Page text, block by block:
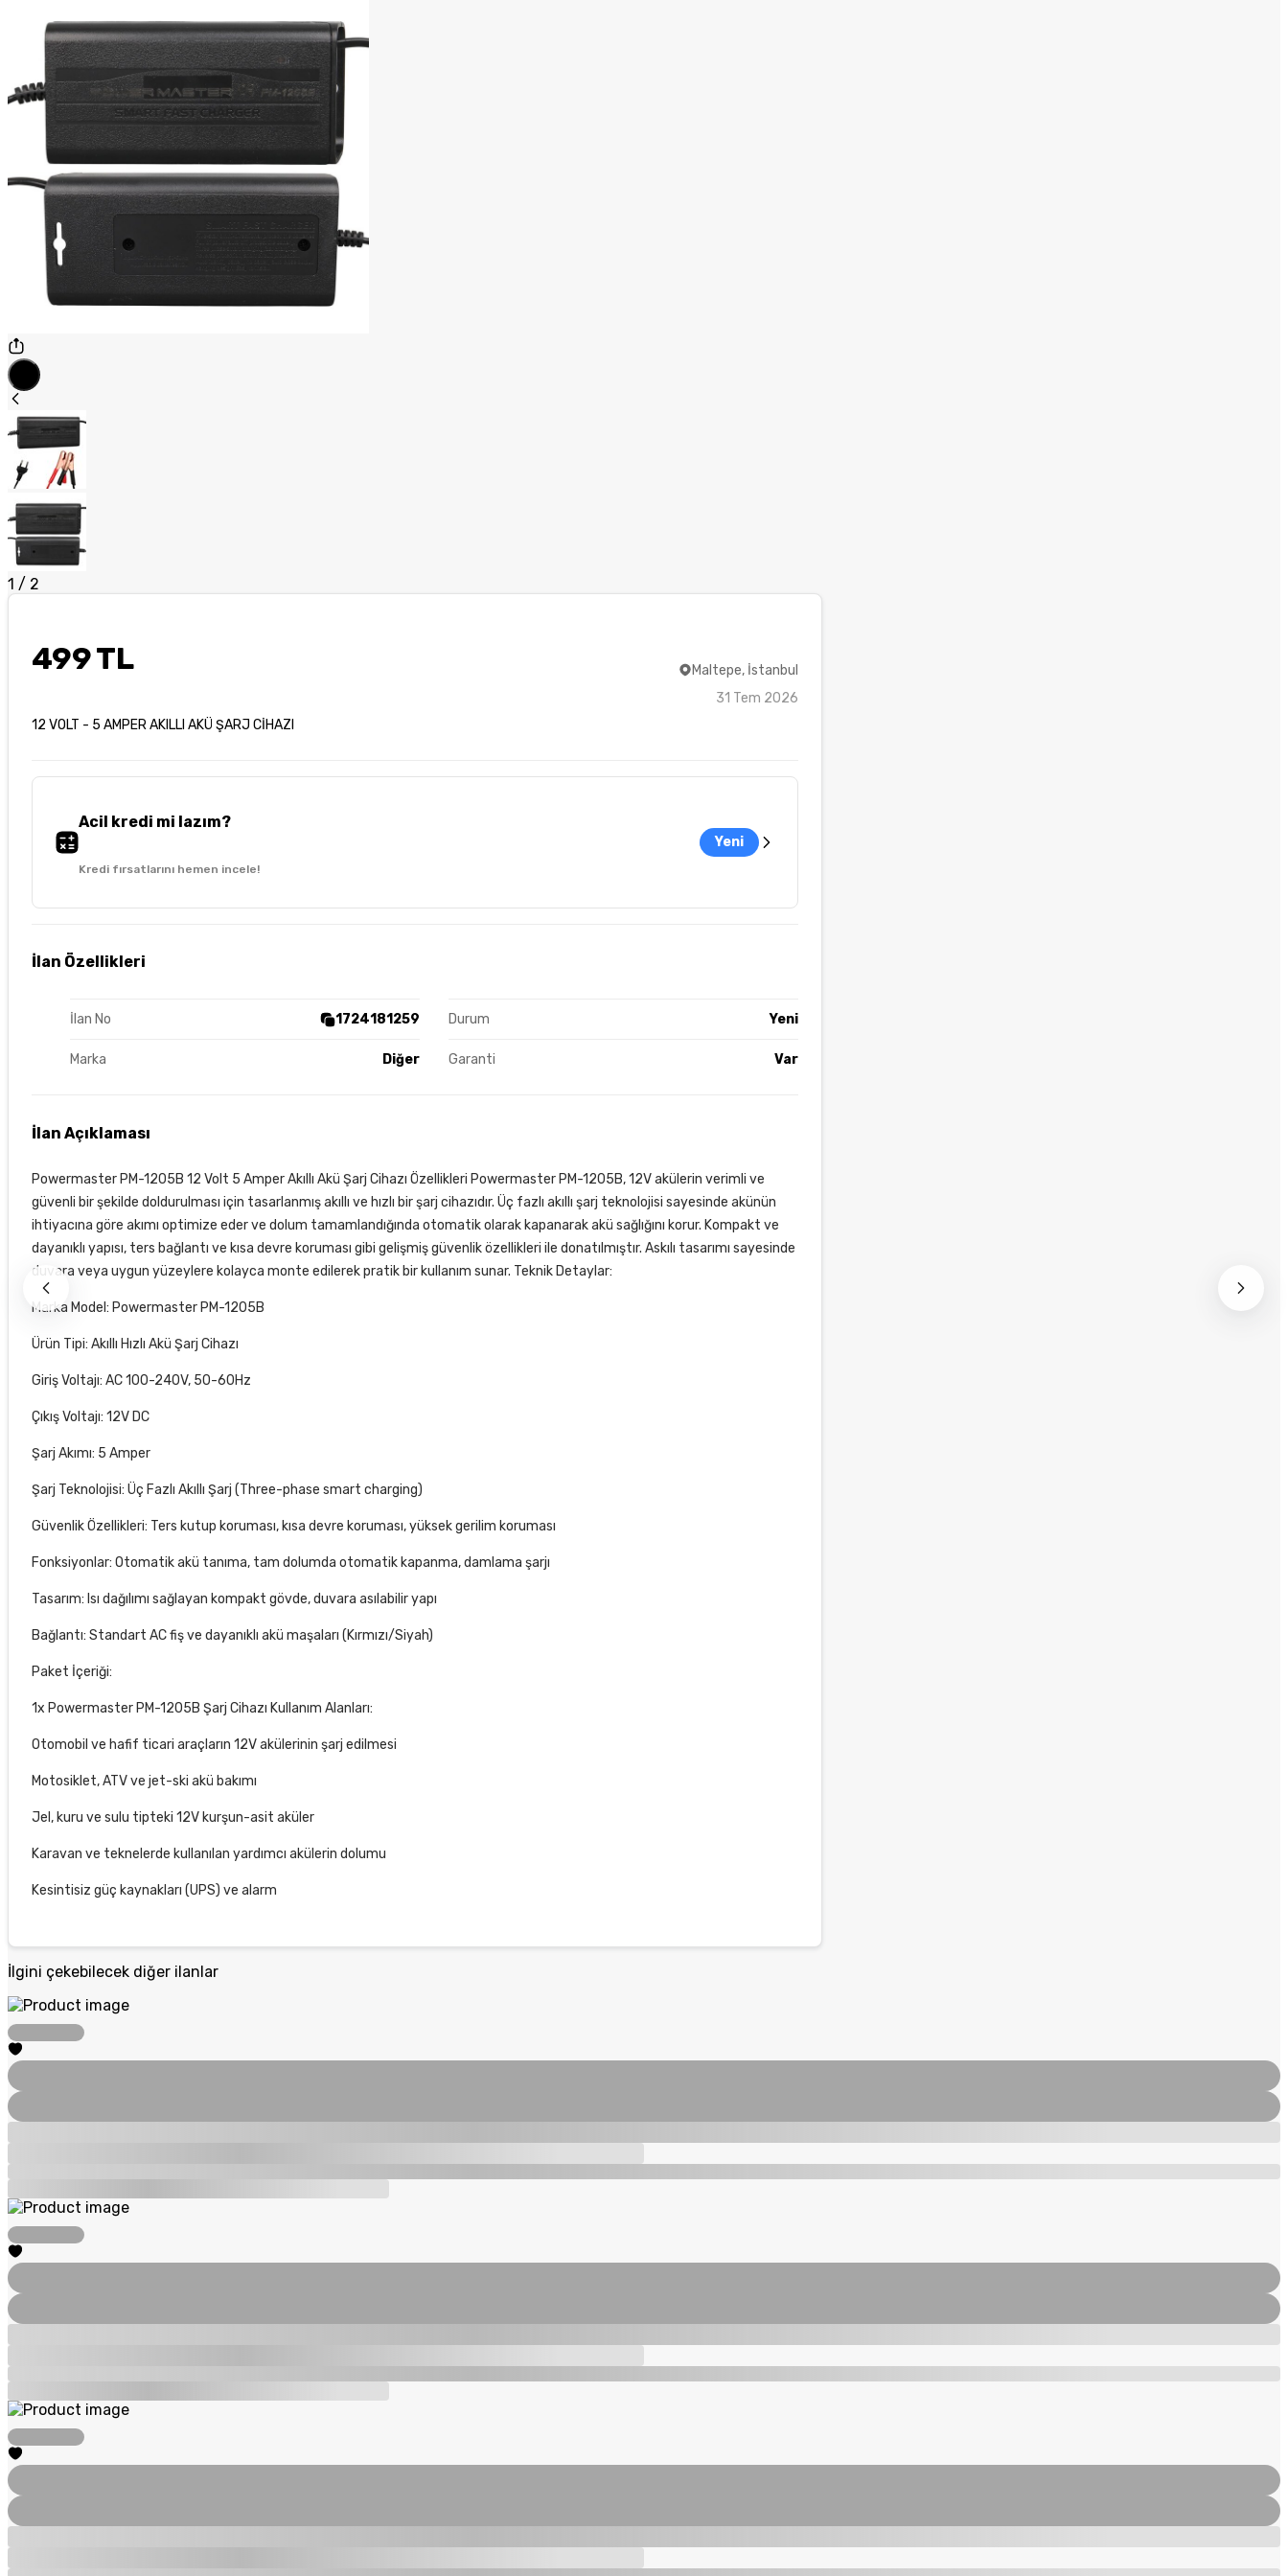
1 / 2
499 TL
12 VOLT - 5 AMPER AKILLI AKÜ ŞARJ CİHAZI
Maltepe, İstanbul
31 Tem 2026
Acil kredi mi lazım?
Kredi fırsatlarını hemen incele!
Yeni
İlan Özellikleri
İlan No 1724181259 Durum Yeni
Marka Diğer Garanti Var
İlan Açıklaması
Powermaster PM-1205B 12 Volt 5 Amper Akıllı Akü Şarj Cihazı Özellikleri Powermaster PM-1205B, 12V akülerin verimli ve
güvenli bir şekilde doldurulması için tasarlanmış akıllı ve hızlı bir şarj cihazıdır. Üç fazlı akıllı şarj teknolojisi sayesinde akünün
ihtiyacına göre akımı optimize eder ve dolum tamamlandığında otomatik olarak kapanarak akü sağlığını korur. Kompakt ve
dayanıklı yapısı, ters bağlantı ve kısa devre koruması gibi gelişmiş güvenlik özellikleri ile donatılmıştır. Askılı tasarımı sayesinde
duvara veya uygun yüzeylere kolayca monte edilerek pratik bir kullanım sunar. Teknik Detaylar:
Marka Model: Powermaster PM-1205B
Ürün Tipi: Akıllı Hızlı Akü Şarj Cihazı
Giriş Voltajı: AC 100-240V, 50-60Hz
Çıkış Voltajı: 12V DC
Şarj Akımı: 5 Amper
Şarj Teknolojisi: Üç Fazlı Akıllı Şarj (Three-phase smart charging)
Güvenlik Özellikleri: Ters kutup koruması, kısa devre koruması, yüksek gerilim koruması
Fonksiyonlar: Otomatik akü tanıma, tam dolumda otomatik kapanma, damlama şarjı
Tasarım: Isı dağılımı sağlayan kompakt gövde, duvara asılabilir yapı
Bağlantı: Standart AC fiş ve dayanıklı akü maşaları (Kırmızı/Siyah)
Paket İçeriği:
1x Powermaster PM-1205B Şarj Cihazı Kullanım Alanları:
Otomobil ve hafif ticari araçların 12V akülerinin şarj edilmesi
Motosiklet, ATV ve jet-ski akü bakımı
Jel, kuru ve sulu tipteki 12V kurşun-asit aküler
Karavan ve teknelerde kullanılan yardımcı akülerin dolumu
Kesintisiz güç kaynakları (UPS) ve alarm
İlgini çekebilecek diğer ilanlar